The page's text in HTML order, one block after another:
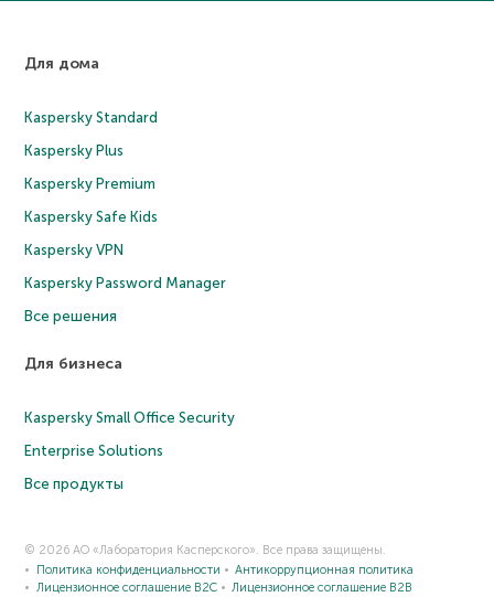
Для дома
Kaspersky Standard
Kaspersky Plus
Kaspersky Premium
Kaspersky Safe Kids
Kaspersky VPN
Kaspersky Password Manager
Все решения
Для бизнеса
Kaspersky Small Office Security
Enterprise Solutions
Все продукты
© 2026 АО «Лаборатория Касперского». Все права защищены.
Политика конфиденциальности
Антикоррупционная политика
Лицензионное соглашение B2C
Лицензионное соглашение B2B